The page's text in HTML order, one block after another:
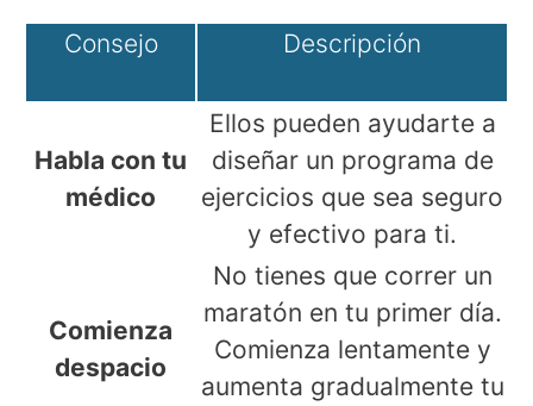
Consejo Descripción
Habla con tu
médico
Ellos pueden ayudarte a
diseñar un programa de
ejercicios que sea seguro
y efectivo para ti.
Comienza
despacio
No tienes que correr un
maratón en tu primer día.
Comienza lentamente y
aumenta gradualmente tu